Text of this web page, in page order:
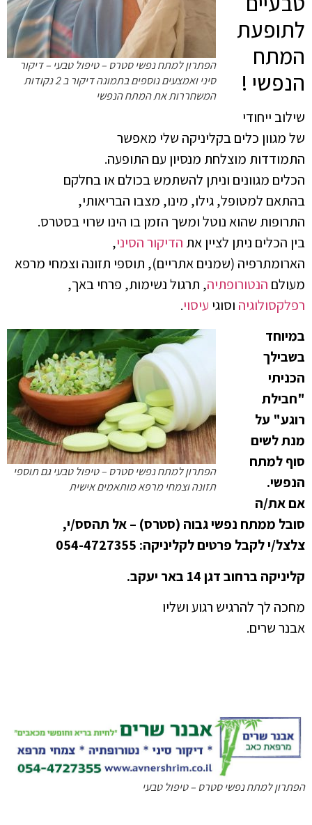
הפתרון למתח נפשי סטרס – טיפול טבעי – דיקור
סיני ואמצעים נוספים בתמונה דיקור ב 2 נקודות
המשחררות את המתח הנפשי
לתופעת
המתח
הנפשי !
שילוב ייחודי
של מגוון כלים בקליניקה שלי מאפשר
התמודדות מוצלחת מנסיון עם התופעה.
הכלים מגוונים וניתן להשתמש בכולם או בחלקם
בהתאם למטופל, גילו, מינו, מצבו הבריאותי,
התרופות שהוא נוטל ומשך הזמן בו הינו שרוי בסטרס.
בין הכלים ניתן לציין את הדיקור הסיני,
הארומתרפיה (שמנים אתריים), תוספי תזונה וצמחי מרפא
מעולם הנטורופתיה, תרגול נשימות, פרחי באך,
רפלקסולוגיה וסוגי עיסוי.
הפתרון למתח נפשי סטרס – טיפול טבעי גם תוספי
תזונה וצמחי מרפא מותאמים אישית
במיוחד
בשבילך
הכניתי
"חבילת
רוגע" על
מנת לשים
סוף למתח
הנפשי.
אם את/ה
סובל ממתח נפשי גבוה (סטרס) – אל תהסס/י,
צלצל/י לקבל פרטים לקליניקה: 054-4727355
קליניקה ברחוב דגן 14 באר יעקב.
מחכה לך להרגיש רגוע ושליו
אבנר שרים.
הפתרון למתח נפשי סטרס – טיפול טבעי